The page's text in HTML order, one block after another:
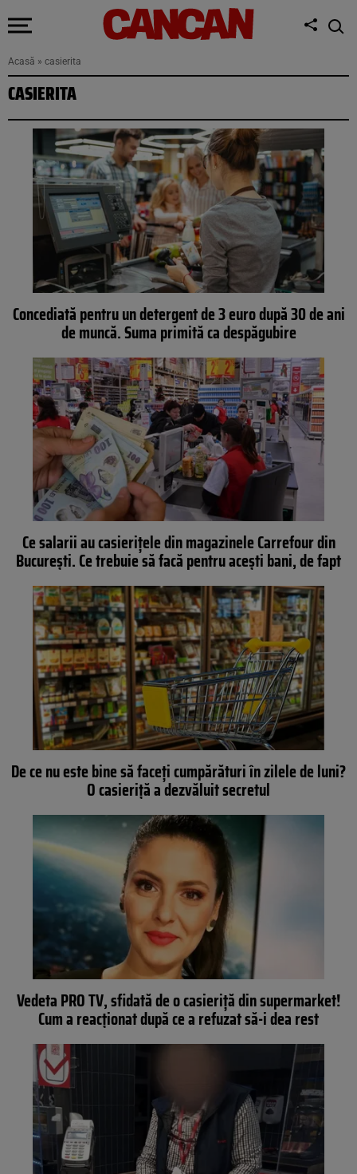
Acasă » casierita
CASIERITA
Concediată pentru un detergent de 3 euro după 30 de ani
de muncă. Suma primită ca despăgubire
Ce salarii au casierițele din magazinele Carrefour din
București. Ce trebuie să facă pentru acești bani, de fapt
De ce nu este bine să faceți cumpărături în zilele de luni?
O casieriță a dezvăluit secretul
Vedeta PRO TV, sfidată de o casieriță din supermarket!
Cum a reacționat după ce a refuzat să-i dea rest